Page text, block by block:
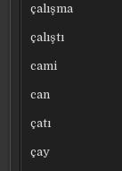
çalışma
çalıştı
cami
can
çatı
çay